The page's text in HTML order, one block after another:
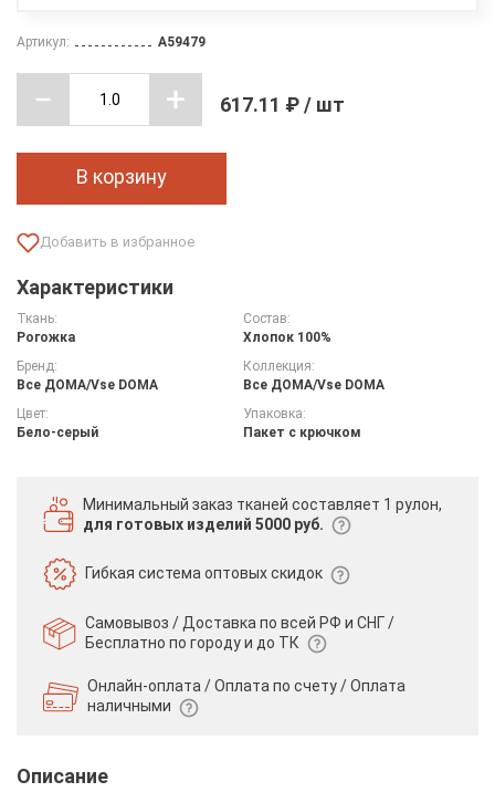
Артикул: A59479
617.11 ₽ / шт
В корзину
Характеристики
Ткань:
Рогожка
Состав:
Хлопок 100%
Бренд:
Все ДOMA/Vse DOMA
Коллекция:
Все ДOMA/Vse DOMA
Цвет:
Бело-серый
Упаковка:
Пакет с крючком
Минимальный заказ тканей составляет 1 рулон,
для готовых изделий 5000 руб.
Гибкая системаоптовых скидок
Самовывоз / Доставка по всей РФ и СНГ /
Бесплатно по городу и до ТК
Онлайн-оплата / Оплата по счету /Оплата
наличными
Описание